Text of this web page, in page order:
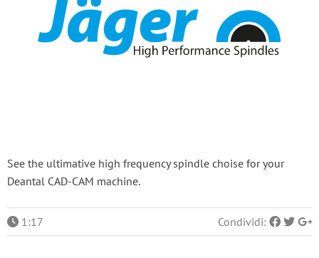
See the ultimative high frequency spindle choise for your
Deantal CAD-CAM machine.
1:17 Condividi: